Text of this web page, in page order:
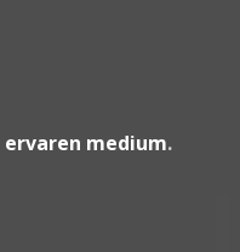
ervaren medium.